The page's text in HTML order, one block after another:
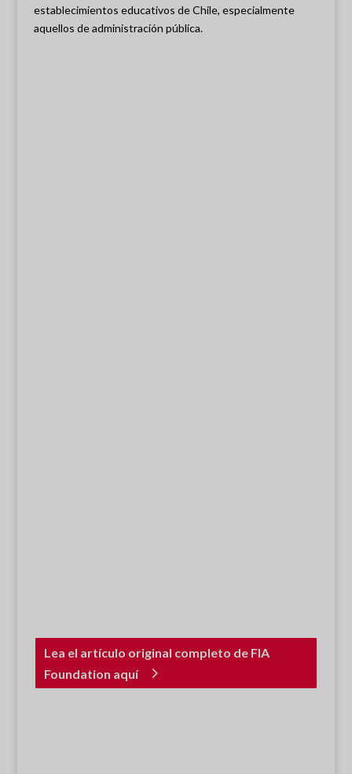
establecimientos educativos de Chile, especialmente
aquellos de administración pública.
Lea el artículo original completo de FIA
Foundation aquí